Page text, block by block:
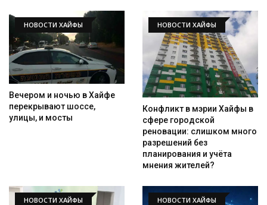
НОВОСТИ ХАЙФЫ
Вечером и ночью в Хайфе
перекрывают шоссе,
улицы, и мосты
НОВОСТИ ХАЙФЫ
Конфликт в мэрии Хайфы в
сфере городской
реновации: слишком много
разрешений без
планирования и учёта
мнения жителей?
НОВОСТИ ХАЙФЫ НОВОСТИ ХАЙФЫ